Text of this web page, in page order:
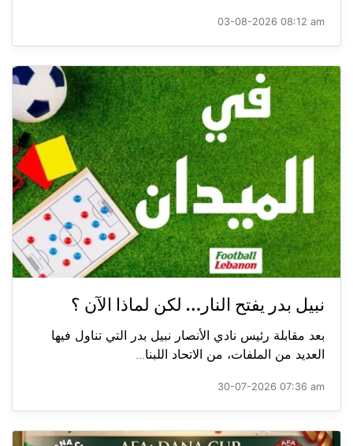
03-08-2026 08:12 am
نبيل بدر يفتح النار… لكن لماذا الآن ؟
بعد مقابلة رئيس نادي الأنصار نبيل بدر التي تناول فيها
العديد من الملفات، من الاتحاد اللبنا...
30-07-2026 07:36 am